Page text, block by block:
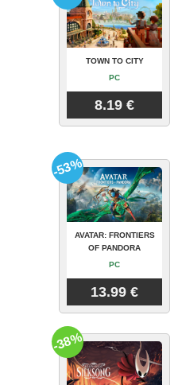
TOWN TO CITY
PC
8.19 €
AVATAR: FRONTIERS
OF PANDORA
PC
13.99 €
-53%
-38%